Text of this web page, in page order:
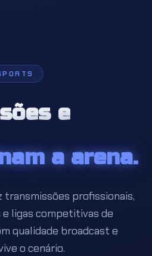
e
a arena.
profissionais,
ligas competitivas de
qualidade broadcast e
o cenário.